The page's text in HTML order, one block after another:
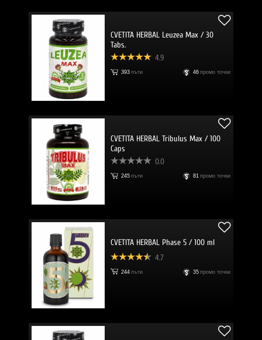
CVETITA HERBAL Leuzea Max / 30
Tabs.
4.9
393 пъти 46 промо точки
CVETITA HERBAL Tribulus Max / 100
Caps
0.0
245 пъти 81 промо точки
CVETITA HERBAL Phase 5 / 100 ml
4.7
244 пъти 35 промо точки